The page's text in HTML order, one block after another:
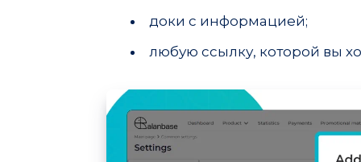
доки с информацией;
любую ссылку, которой вы